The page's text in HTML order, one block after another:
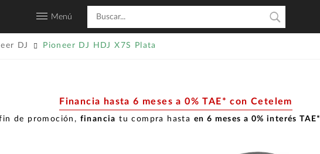
Menú
DJ Pioneer DJ HDJ X7S Plata
Financia hasta 6 meses a 0% TAE* con Cetelem
de promoción, financia tu compra hasta en 6 meses a 0% interés TAE*